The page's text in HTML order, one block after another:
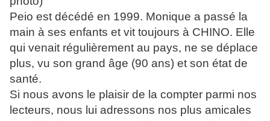
Peio est décédé en 1999. Monique a passé la
main à ses enfants et vit toujours à CHINO. Elle
qui venait régulièrement au pays, ne se déplace
plus, vu son grand âge (90 ans) et son état de
santé.
Si nous avons le plaisir de la compter parmi nos
lecteurs, nous lui adressons nos plus amicales